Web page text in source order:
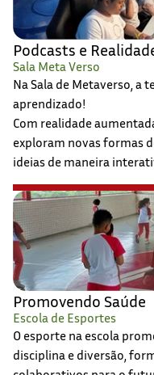
Podcasts e
Sala Meta Verso
Na Sala de Metaverso, a
aprendizado!
Com realidade
exploram novas formas
ideias de maneira
Promovendo Saúde
Escola de Esportes
O esporte na escola
disciplina e diversão,